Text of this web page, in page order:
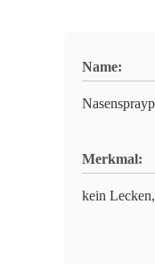
Name:
Merkmal:
kein